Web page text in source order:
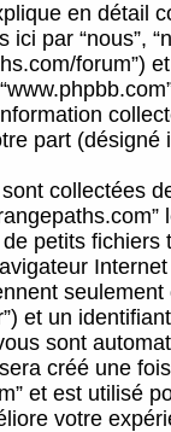
en détail
par “nous”,
forum”)
part (désigné
collectées
petits
et un
sont
créé une
et est utilisé
votre